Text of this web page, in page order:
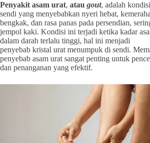
Penyakit asam urat, atau gout, adalah
sendi yang menyebabkan nyeri hebat,
bengkak, dan rasa panas pada persendian,
jempol kaki. Kondisi ini terjadi ketika kadar
dalam darah terlalu tinggi, hal ini menjadi
penyebab kristal urat menumpuk di sendi.
penyebab asam urat sangat penting untuk
dan penanganan yang efektif.